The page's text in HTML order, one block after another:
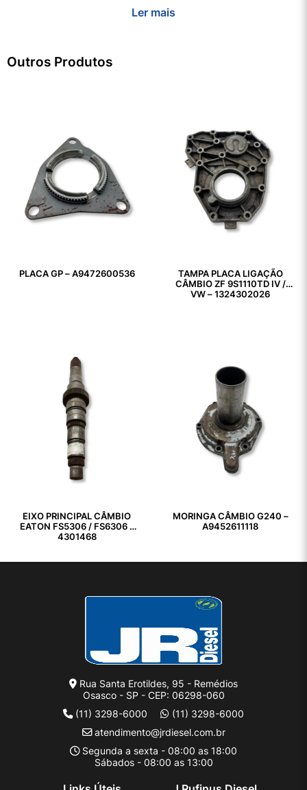
Ler mais
Outros Produtos
PLACA GP – A9472600536
TAMPA PLACA LIGAÇÃO
CÂMBIO ZF 9S1110TD IV /
VW – 1324302026
EIXO PRINCIPAL CÂMBIO
EATON FS5306 / FS6306 –
4301468
MORINGA CÂMBIO G240 –
A9452611118
Rua Santa Erotildes, 95 - Remédios
Osasco - SP - CEP: 06298-060
(11) 3298-6000
(11) 3298-6000
atendimento@jrdiesel.com.br
Segunda a sexta - 08:00 as 18:00
Sábados - 08:00 as 13:00